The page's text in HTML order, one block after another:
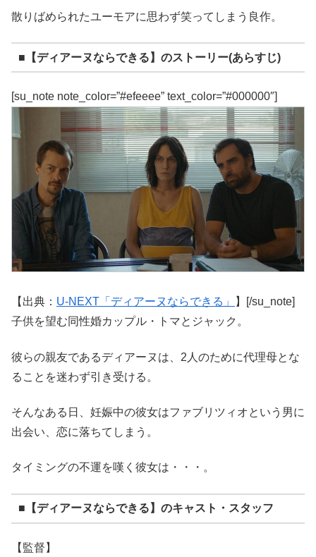
散りばめられたユーモアに思わず笑ってしまう良作。
■【ディアーヌならできる】のストーリー(あらすじ)
[su_note note_color=”#efeeee” text_color=”#000000″]
【出典： U-NEXT「ディアーヌならできる」
】[/su_note]
子供を望む同性婚カップル・トマとジャック。
彼らの親友であるディアーヌは、2人のために代理母とな
ることを迷わず引き受ける。
そんなある日、妊娠中の彼女はファブリツィオという男に
出会い、恋に落ちてしまう。
タイミングの不運を嘆く彼女は・・・。
■【ディアーヌならできる】のキャスト・スタッフ
【監督】